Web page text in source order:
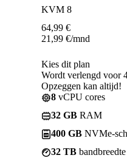
KVM 8
64,99 €
21,99 €/mnd
Kies dit plan
Wordt verlengd voor
Opzeggen kan altijd!
8 vCPU cores
32 GB RAM
400 GB NVMe-
32 TB bandbreedte